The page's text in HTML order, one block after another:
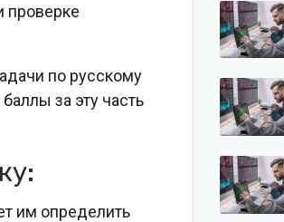
проверке
по русскому
за эту часть
им определить